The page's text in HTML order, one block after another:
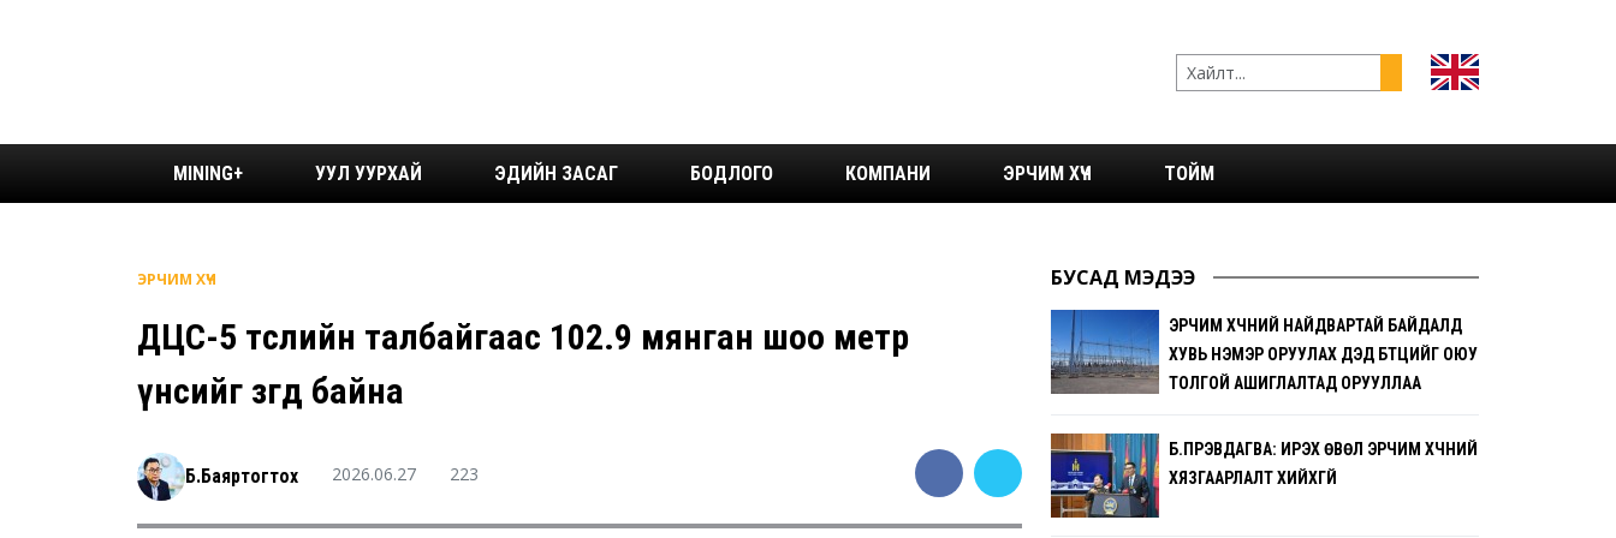
MINING+ УУЛ УУРХАЙ ЭДИЙН ЗАСАГ БОДЛОГО КОМПАНИ ЭРЧИМ ХҮЧ ТОЙМ
ЭРЧИМ ХҮЧ
ДЦС-5 төслийн талбайгаас 102.9 мянган шоо метр
үнсийг зөөгөөд байна
Б.Баяртогтох 2026.06.27 223
БУСАД МЭДЭЭ
ЭРЧИМ ХҮЧНИЙ НАЙДВАРТАЙ БАЙДАЛД
ХУВЬ НЭМЭР ОРУУЛАХ ДЭД БҮТЦИЙГ ОЮУ
ТОЛГОЙ АШИГЛАЛТАД ОРУУЛЛАА
Б.ПҮРЭВДАГВА: ИРЭХ ӨВӨЛ ЭРЧИМ ХҮЧНИЙ
ХЯЗГААРЛАЛТ ХИЙХГҮЙ